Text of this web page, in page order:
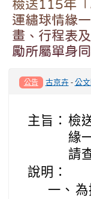
檢送115年
運繡球情緣
畫、行程表
勵所屬單身
公告 古京卉-公
主旨： 檢
緣
請
說明：
一、